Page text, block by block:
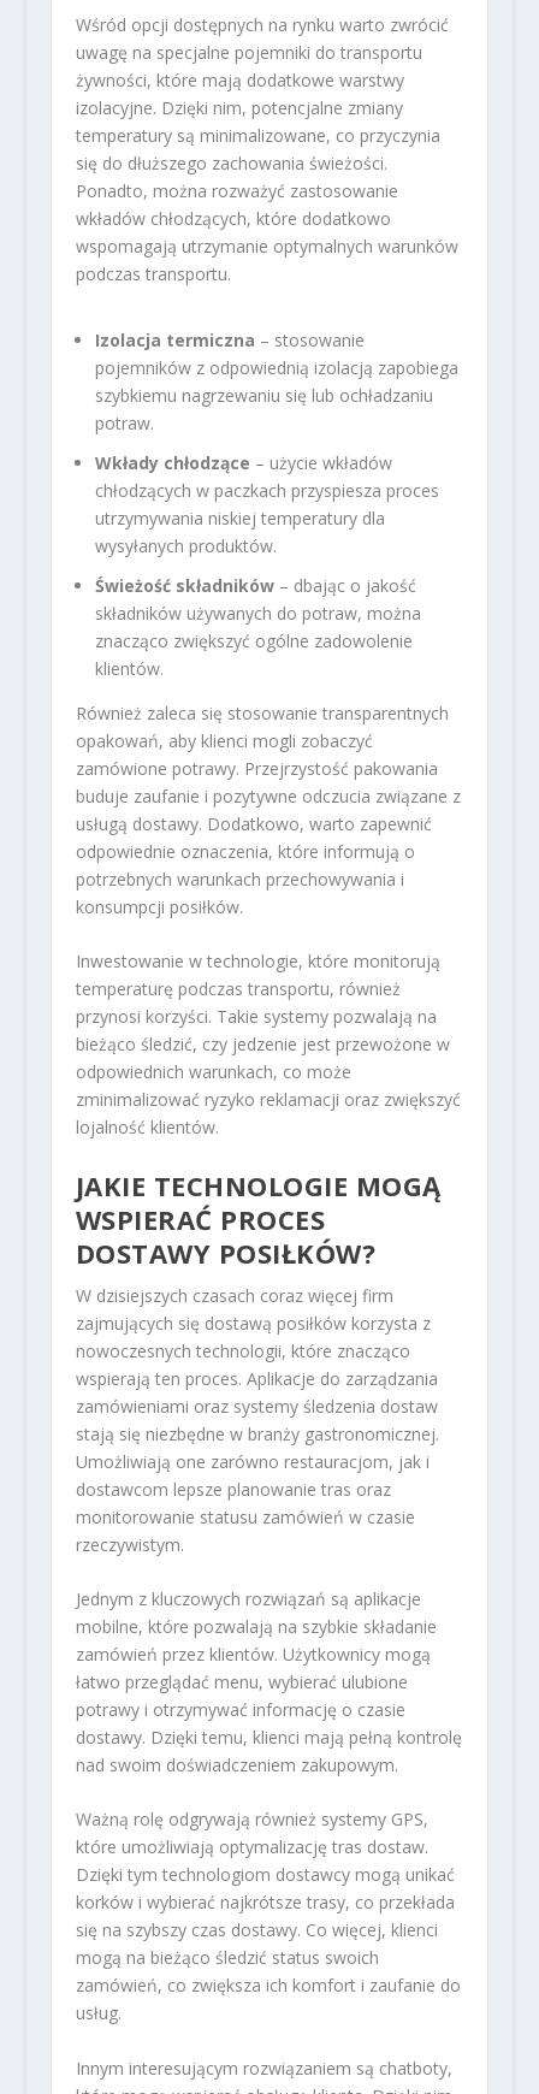
Wśród opcji dostępnych na rynku warto zwrócić
uwagę na specjalne pojemniki do transportu
żywności, które mają dodatkowe warstwy
izolacyjne. Dzięki nim, potencjalne zmiany
temperatury są minimalizowane, co przyczynia
się do dłuższego zachowania świeżości.
Ponadto, można rozważyć zastosowanie
wkładów chłodzących, które dodatkowo
wspomagają utrzymanie optymalnych warunków
podczas transportu.
Izolacja termiczna – stosowanie
pojemników z odpowiednią izolacją zapobiega
szybkiemu nagrzewaniu się lub ochładzaniu
potraw.
Wkłady chłodzące – użycie wkładów
chłodzących w paczkach przyspiesza proces
utrzymywania niskiej temperatury dla
wysyłanych produktów.
Świeżość składników– dbając o jakość
składników używanych do potraw, można
znacząco zwiększyć ogólne zadowolenie
klientów.
Również zaleca się stosowanie transparentnych
opakowań, aby klienci mogli zobaczyć
zamówione potrawy. Przejrzystość pakowania
buduje zaufanie i pozytywne odczucia związane z
usługą dostawy. Dodatkowo, warto zapewnić
odpowiednie oznaczenia, które informują o
potrzebnych warunkach przechowywania i
konsumpcji posiłków.
Inwestowanie w technologie, które monitorują
temperaturę podczas transportu, również
przynosi korzyści. Takie systemy pozwalają na
bieżąco śledzić, czy jedzenie jest przewożone w
odpowiednich warunkach, co może
zminimalizować ryzyko reklamacji oraz zwiększyć
lojalność klientów.
JAKIE TECHNOLOGIE MOGĄ
WSPIERAĆ PROCES
DOSTAWY POSIŁKÓW?
W dzisiejszych czasach coraz więcej firm
zajmujących się dostawą posiłków korzysta z
nowoczesnych technologii, które znacząco
wspierają ten proces. Aplikacje do zarządzania
zamówieniami oraz systemy śledzenia dostaw
stają się niezbędne w branży gastronomicznej.
Umożliwiają one zarówno restauracjom, jak i
dostawcom lepsze planowanie tras oraz
monitorowanie statusu zamówień w czasie
rzeczywistym.
Jednym z kluczowych rozwiązań są aplikacje
mobilne, które pozwalają na szybkie składanie
zamówień przez klientów. Użytkownicy mogą
łatwo przeglądać menu, wybierać ulubione
potrawy i otrzymywać informację o czasie
dostawy. Dzięki temu, klienci mają pełną kontrolę
nad swoim doświadczeniem zakupowym.
Ważną rolę odgrywają również systemy GPS,
które umożliwiają optymalizację tras dostaw.
Dzięki tym technologiom dostawcy mogą unikać
korków i wybierać najkrótsze trasy, co przekłada
się na szybszy czas dostawy. Co więcej, klienci
mogą na bieżąco śledzić status swoich
zamówień, co zwiększa ich komfort i zaufanie do
usług.
Innym interesującym rozwiązaniem są chatboty,